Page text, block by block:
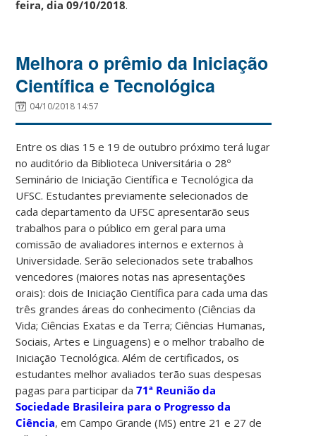
feira, dia 09/10/2018.
Melhora o prêmio da Iniciação
Científica e Tecnológica
04/10/2018 14:57
Entre os dias 15 e 19 de outubro próximo terá lugar
no auditório da Biblioteca Universitária o 28º
Seminário de Iniciação Científica e Tecnológica da
UFSC. Estudantes previamente selecionados de
cada departamento da UFSC apresentarão seus
trabalhos para o público em geral para uma
comissão de avaliadores internos e externos à
Universidade. Serão selecionados sete trabalhos
vencedores (maiores notas nas apresentações
orais): dois de Iniciação Científica para cada uma das
três grandes áreas do conhecimento (Ciências da
Vida; Ciências Exatas e da Terra; Ciências Humanas,
Sociais, Artes e Linguagens) e o melhor trabalho de
Iniciação Tecnológica. Além de certificados, os
estudantes melhor avaliados terão suas despesas
pagas para participar da71ª Reunião da
Sociedade Brasileira para o Progresso da
Ciência, em Campo Grande (MS) entre 21 e 27 de